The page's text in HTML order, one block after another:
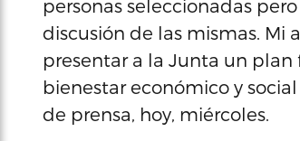
personas seleccionadas
discusión de las mismas.
presentar a la Junta un
bienestar económico y
de prensa, hoy, miércoles.